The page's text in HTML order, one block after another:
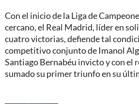
Con el inicio de la Liga de
cercano, el Real Madrid, líder en
cuatro victorias, defiende tal
competitivo conjunto de Imanol
Santiago Bernabéu invicto y con el
sumado su primer triunfo en su